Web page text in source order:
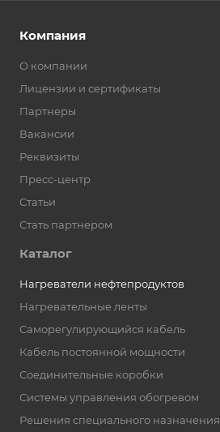
Компания
О компании
Лицензии и сертификаты
Партнеры
Вакансии
Реквизиты
Пресс-центр
Статьи
Стать партнером
Каталог
Нагреватели нефтепродуктов
Нагревательные ленты
Саморегулирующийся кабель
Кабель постоянной мощности
Соединительные коробки
Системы управления обогревом
Решения специального назначения